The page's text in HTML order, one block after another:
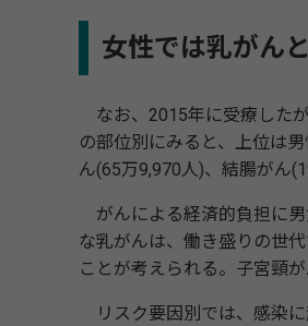
女性では乳がん
なお、2015年に受療した
の部位別にみると、上位は
ん(65万9,970人)、結腸がん
がんによる経済的負担に
な乳がんは、働き盛りの世
ことが考えられる。子宮頸
リスク要因別では、感染